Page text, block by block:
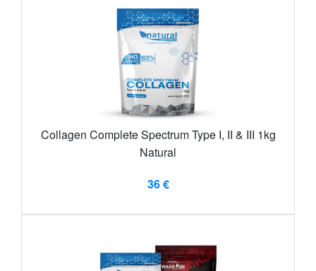
Collagen Complete Spectrum Type I, II & III 1kg
Natural
36 €